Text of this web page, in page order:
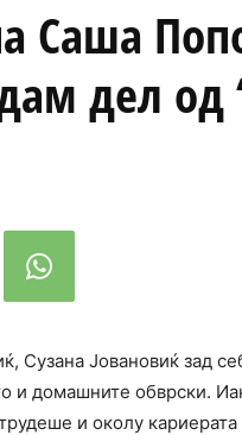
Саша
дел од
Сузана Јовановиќ зад
и домашните обврски.
и околу кариерата